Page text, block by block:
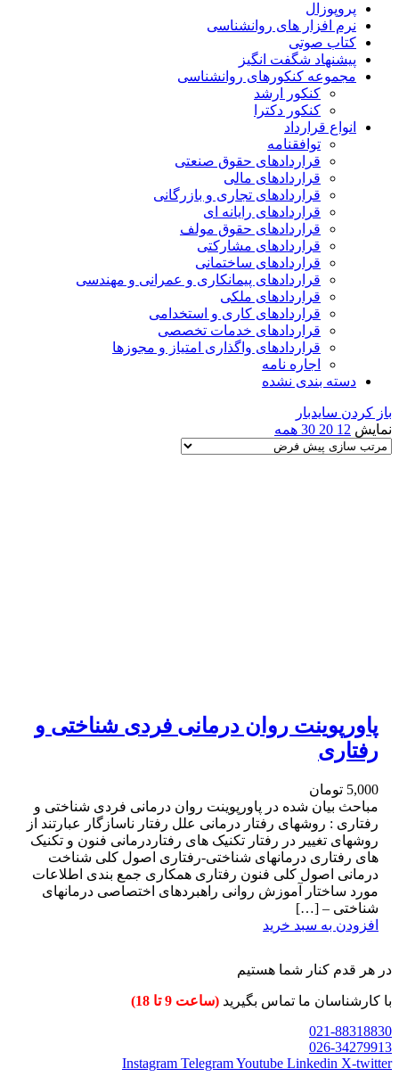
پروپوزال
نرم افزار های روانشناسی
کتاب صوتی
پیشنهاد شگفت انگیز
مجموعه کنکورهای روانشناسی
کنکور ارشد
کنکور دکترا
انواع قرارداد
توافقنامه
قراردادهای حقوق صنعتی
قراردادهای مالی
قراردادهای تجاری و بازرگانی
قراردادهای رایانه ای
قراردادهای حقوق مولف
قراردادهای مشارکتی
قراردادهای ساختمانی
قراردادهای پیمانکاری و عمرانی و مهندسی
قراردادهای ملکی
قراردادهای کاری و استخدامی
قراردادهای خدمات تخصصی
قراردادهای واگذاری امتیاز و مجوزها
اجاره نامه
دسته بندی نشده
باز کردن سایدبار
نمایش 12
20
30 همه
پاورپوینت روان درمانی فردی شناختی و
رفتاری
5,000 تومان
مباحث بیان شده در پاورپوینت روان درمانی فردی شناختی و
رفتاری : روشهای رفتار درمانی علل رفتار ناسازگار عبارتند از
روشهای تغییر در رفتار تکنیک های رفتاردرمانی فنون و تکنیک
های رفتاری درمانهای شناختی-رفتاری اصول کلی شناخت
درمانی اصول کلی فنون رفتاری همکاری جمع بندی اطلاعات
مورد ساختار آموزش روانی راهبردهای اختصاصی درمانهای
شناختی – […]
افزودن به سبد خرید
در هر قدم کنار شما هستیم
با کارشناسان ما تماس بگیرید (ساعت 9 تا 18)
021-88318830
026-34279913
Instagram TelegramYoutube Linkedin X-twitter